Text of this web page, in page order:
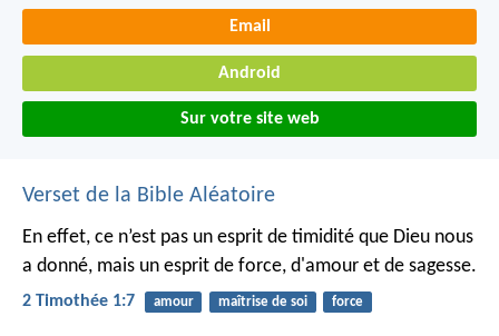
Email
Android
Sur votre site web
Verset de la Bible Aléatoire
En effet, ce n’est pas un esprit de timidité que Dieu nous
a donné, mais un esprit de force, d'amour et de sagesse.
2 Timothée 1:7 amour maîtrise de soi force